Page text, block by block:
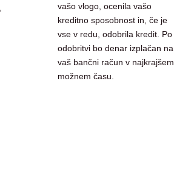
vašo vlogo, ocenila vašo
kreditno sposobnost in, če je
vse v redu, odobrila kredit. Po
odobritvi bo denar izplačan na
vaš bančni račun v najkrajšem
možnem času.